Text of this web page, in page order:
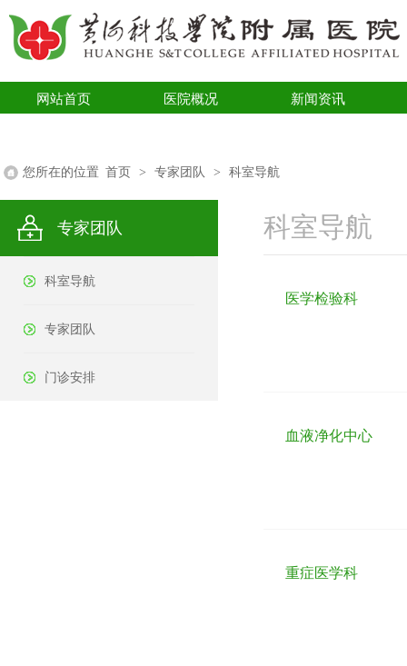
网站首页 医院概况 新闻资讯
您所在的位置 首页 > 专家团队 > 科室导航
专家团队
科室导航
专家团队
门诊安排
科室导航
医学检验科
血液净化中心
重症医学科